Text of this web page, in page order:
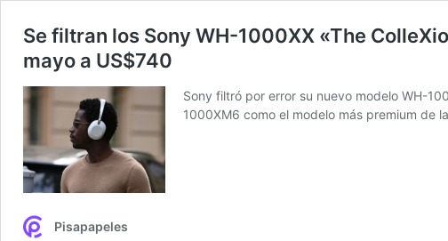
Se filtran los Sony WH-1000XX «The
mayo a US$740
Sony filtró por error su nuevo modelo WH-
1000XM6 como el modelo más premium de
Pisapapeles